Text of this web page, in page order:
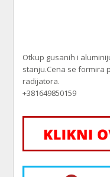
Otkup gusanih i
stanju.Cena se formira
radijatora.
+381649850159